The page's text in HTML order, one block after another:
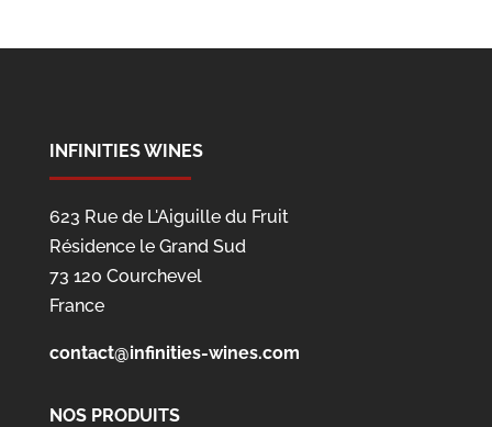
INFINITIES WINES
623 Rue de L'Aiguille du Fruit
Résidence le Grand Sud
73 120 Courchevel
France
contact@infinities-wines.com
NOS PRODUITS